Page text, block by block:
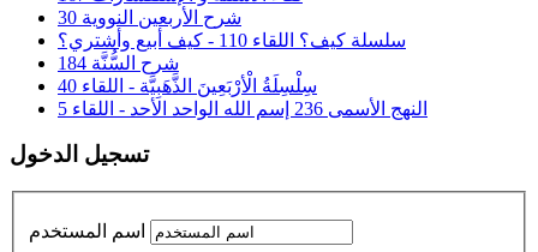
شرح الأربعين النووية 30
سلسلة كيف؟ اللقاء 110 - كيف أبيع وأشتري؟
شرح السُّنَّة 184
سِلْسِلَةُ الْأرْبَعِينَ الذَّهَبِيَّة - اللقاء 40
النهج الأسمى 236 إسم الله الواحد الأحد - اللقاء 5
تسجيل الدخول
اسم المستخدم